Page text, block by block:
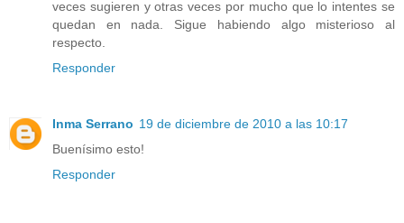
veces sugieren y otras veces por mucho que lo intentes se
quedan en nada. Sigue habiendo algo misterioso al
respecto.
Responder
Inma Serrano 19 de diciembre de 2010 a las 10:17
Buenísimo esto!
Responder